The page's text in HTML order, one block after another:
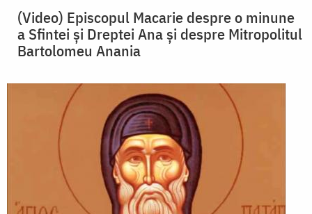
(Video) Episcopul Macarie despre o minune
a Sfintei și Dreptei Ana și despre Mitropolitul
Bartolomeu Anania